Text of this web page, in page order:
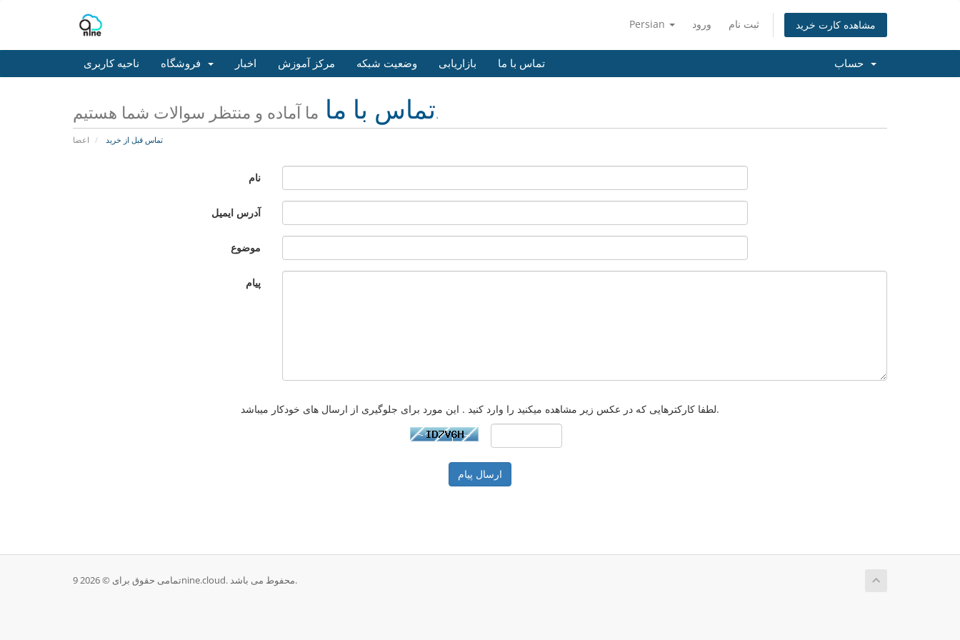
Persian ورود ثبت نام مشاهده کارت خرید
ناحیه کاربری اخبار مرکز آموزش وضعیت شبکه بازاریابی تماس با ما
تماس با ماما آماده و منتظر سوالات شما هستیم.
اعضا تماس قبل از خرید
نام
آدرس ایمیل
موضوع
پیام
لطفا کارکترهایی که در عکس زیر مشاهده میکنید را وارد کنید . این مورد برای جلوگیری از ارسال های خودکار میباشد.
ارسال پیام
تمامی حقوق برای © 2026 9nine.cloud. محفوط می باشد.